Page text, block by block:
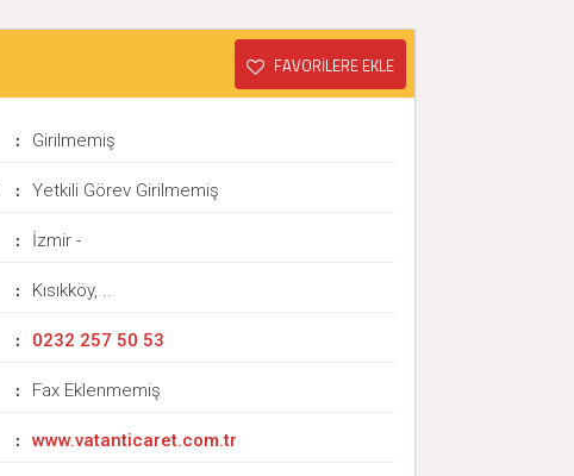
FAVORİLERE EKLE
: Girilmemiş
: Yetkili Görev Girilmemiş
: İzmir -
: Kısıkköy, ..
: 0232 257 50 53
: Fax Eklenmemiş
: www.vatanticaret.com.tr